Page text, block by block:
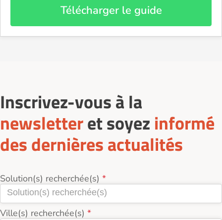
Télécharger le guide
Inscrivez-vous à la
newsletteret soyez informé
des dernières actualités
Solution(s) recherchée(s)
Ville(s) recherchée(s)